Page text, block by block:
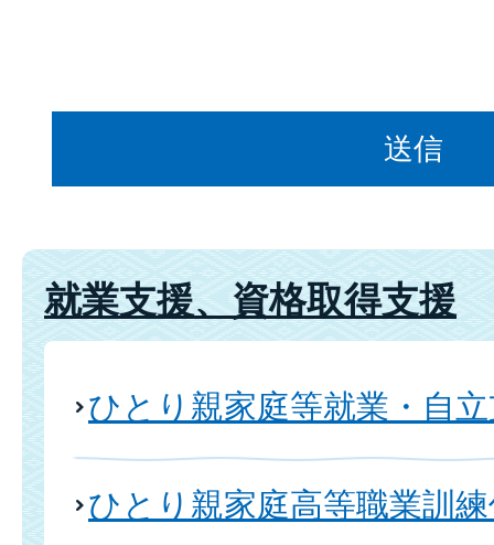
就業支援、資格取得支援
ひとり親家庭等就業・自
ひとり親家庭高等職業訓